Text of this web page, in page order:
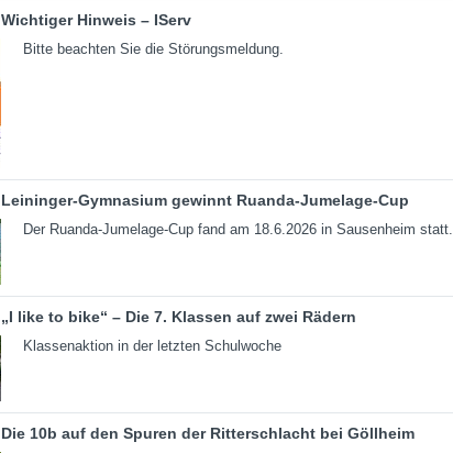
Wichtiger Hinweis – IServ
Bitte beachten Sie die Störungsmeldung.
Leininger-Gymnasium gewinnt Ruanda-Jumelage-Cup
Der Ruanda-Jumelage-Cup fand am 18.6.2026 in Sausenheim statt.
„I like to bike“ – Die 7. Klassen auf zwei Rädern
Klassenaktion in der letzten Schulwoche
Die 10b auf den Spuren der Ritterschlacht bei Göllheim